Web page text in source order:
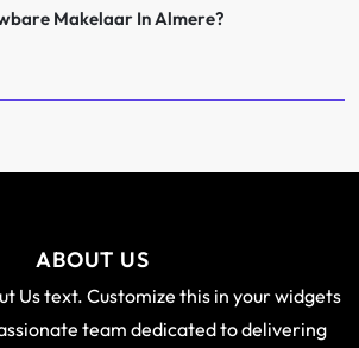
Makelaar In Almere?
ABOUT US
Us text. Customize this in your widgets
team dedicated to delivering